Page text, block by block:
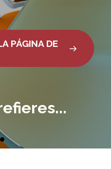
PÁGINA DE